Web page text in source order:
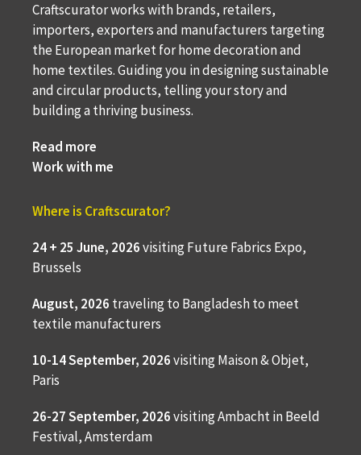
Craftscurator works with brands, retailers,
importers, exporters and manufacturers targeting
the European market for home decoration and
home textiles. Guiding you in designing sustainable
and circular products, telling your story and
building a thriving business.
Read more
Work with me
Where is Craftscurator?
24 + 25 June, 2026visiting Future Fabrics Expo,
Brussels
August, 2026 traveling to Bangladesh to meet
textile manufacturers
10-14 September, 2026visiting Maison & Objet,
Paris
26-27 September, 2026visiting Ambacht in Beeld
Festival, Amsterdam